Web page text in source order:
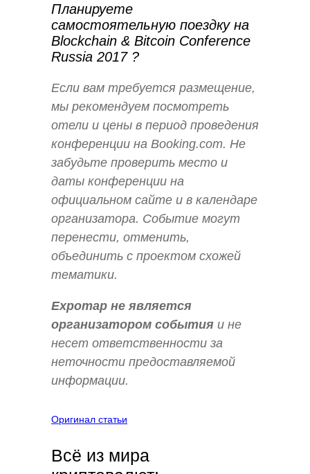
Планируете
самостоятельную поездку на
Blockchain & Bitcoin Conference
Russia 2017 ?
Если вам требуется размещение,
мы рекомендуем посмотреть
отели и цены в период проведения
конференции на Booking.com. Не
забудьте проверить место и
даты конференции на
официальном сайте и в календаре
организатора. Событие могут
перенести, отменить,
объединить с проектом схожей
тематики.
Expomap не является
организатором события и не
несет ответственности за
неточности предоставляемой
информации.
Оригинал статьи
Всё из мира